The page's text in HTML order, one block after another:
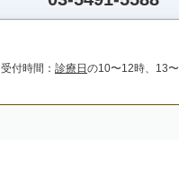
受付時間： 診療日 の10〜12時、13